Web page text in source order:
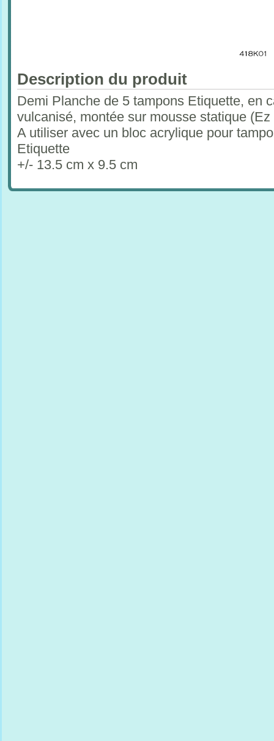
Description du produit
Demi Planche de 5 tampons Etiquette, en
vulcanisé, montée sur mousse statique (Ez
A utiliser avec un bloc acrylique pour
Etiquette
+/- 13.5 cm x 9.5 cm